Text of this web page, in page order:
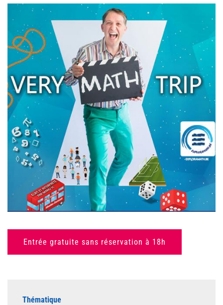
Entrée gratuite sans réservation à 18h
Thématique